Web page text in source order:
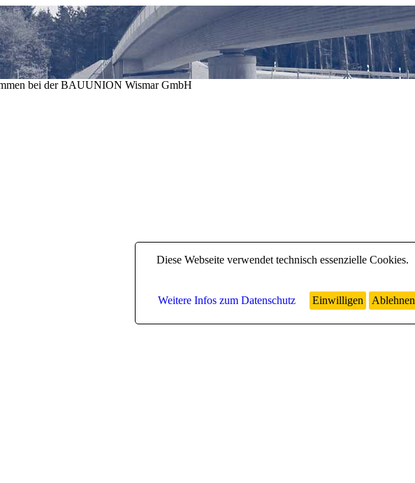
Diese Webseite verwendet technisch essenzielle Cookies.
Weitere Infos zum Datenschutz Einwilligen Ablehnen
bei der BAUUNION Wismar GmbH